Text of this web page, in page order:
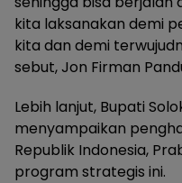
kita laksanakan demi
kita dan demi
sebut, Jon Firman
Lebih lanjut, Bupati
menyampaikan
Republik Indonesia,
program strategis ini.